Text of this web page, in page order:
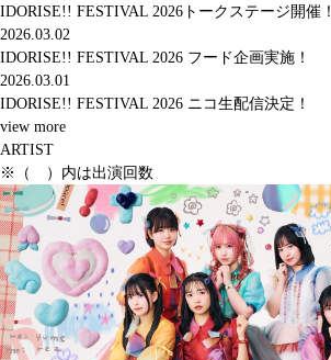
IDORISE!! FESTIVAL 2026トークステージ開催！
2026.03.02
IDORISE!! FESTIVAL 2026 フード企画実施！
2026.03.01
IDORISE!! FESTIVAL 2026 ニコ生配信決定！
view more
ARTIST
※（ ）内は出演回数